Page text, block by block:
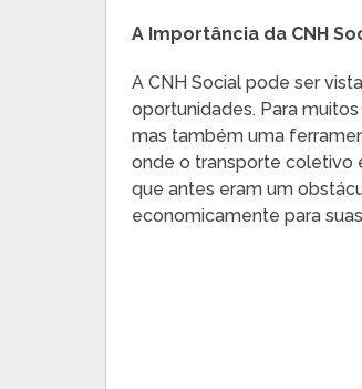
A Importância da CNH
A CNH Social pode ser
oportunidades. Para
mas também uma
onde o transporte coletivo
que antes eram um
economicamente para